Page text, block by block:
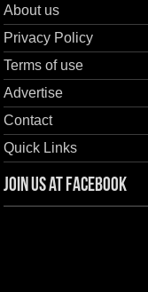
About us
Privacy Policy
Terms of use
Advertise
Contact
Quick Links
Join us at Facebook